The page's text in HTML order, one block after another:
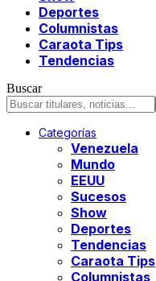
Deportes
Columnistas
Caraota Tips
Tendencias
Buscar
Categorías
Venezuela
Mundo
EEUU
Sucesos
Show
Deportes
Tendencias
Caraota Tips
Columnistas